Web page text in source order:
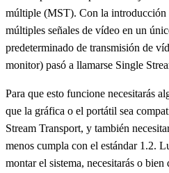
múltiple (MST). Con la introducción
múltiples señales de vídeo en un
predeterminado de transmisión de
monitor) pasó a llamarse Single
Para que esto funcione necesitarás
que la gráfica o el portátil sea
Stream Transport, y también
menos cumpla con el estándar 1.2.
montar el sistema, necesitarás o bien